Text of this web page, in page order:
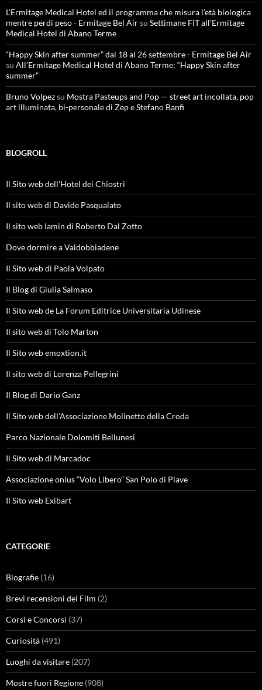
L'Ermitage Medical Hotel ed il programma che misura l’età biologica
mentre perdi peso - Ermitage Bel Airsu Settimane FIT all’Ermitage
Medical Hotel di Abano Terme
“Happy Skin after summer” dal 18 al 26 settembre - Ermitage Bel Air
su All’Ermitage Medical Hotel di Abano Terme: “Happy Skin after
summer”
Bruno Volpezsu Mostra Pasteups and Pop — street art incollata, pop
art illuminata, bi-personale di Zep e Stefano Banfi
BLOGROLL
Il Sito web dell'Hotel dei Chiostri
Il sito web di Davide Pasqualato
Il sito web Iamin di Roberto Dal Zotto
Dove dormire a Valdobbiadene
Il Sito web di Paola Volpato
Il Blog di Giulia Salmaso
Il Sito web de La Forum Editrice Universitaria Udinese
Il sito web di Tolo Marton
Il Sito web emoxtion.it
Il sito web di Lorenza Pellegrini
Il Blog di Dario Ganz
Il Sito web dell'Associazione Molinetto della Croda
Parco Nazionale Dolomiti Bellunesi
Il Sito web di Marcadoc
Associazione onlus “Volo Libero” San Polo di Piave
Il Sito web Exibart
CATEGORIE
Biografie (16)
Brevi recensioni dei Film (2)
Corsi e Concorsi (37)
Curiosità (491)
Luoghi da visitare (207)
Mostre fuori Regione (908)